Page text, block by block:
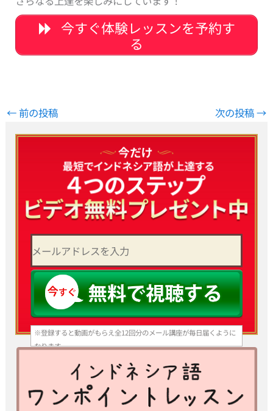
今すぐ体験レッスンを予約す
る
←前の投稿 次の投稿→
※登録すると動画がもらえ全12回分のメール講座が毎日届くように
なります。
※スマホ、携帯アドレスで登録される方はあらかじめ info@bhs-
indonesia.com からのメールを 受信できる設定にしてからご登
録ください。